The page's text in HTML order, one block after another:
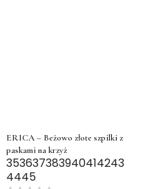
ERICA – Beżowo złote szpilki z
paskami na krzyż
353637383940414243
4445